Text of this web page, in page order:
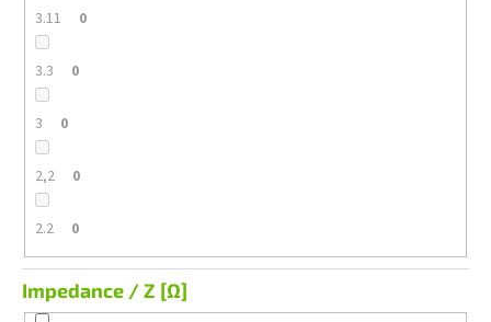
3.11 0
3.3 0
3 0
2,2 0
2.2 0
Impedance / Z [Ω]